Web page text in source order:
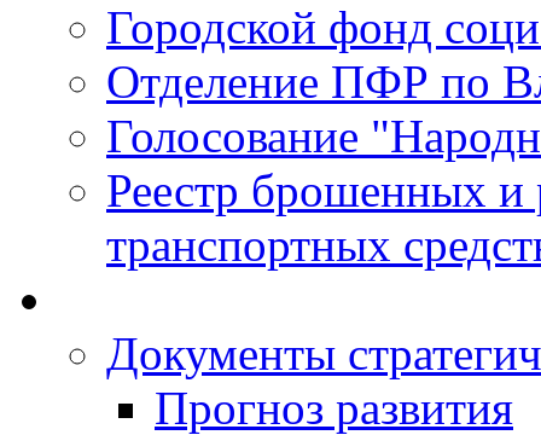
Городской фонд
Отделение ПФР по
Голосование
Реестр брошенных и
транспортных
Документы
Прогноз развития